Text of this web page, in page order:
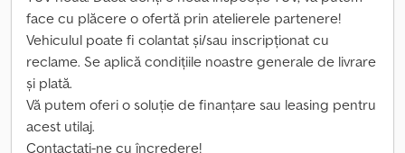
face cu plăcere o ofertă prin atelierele partenere!
Vehiculul poate fi colantat și/sau inscripționat cu
reclame. Se aplică condițiile noastre generale de livrare
și plată.
Vă putem oferi o soluție de finanțare sau leasing pentru
acest utilaj.
Contactați-ne cu încredere!